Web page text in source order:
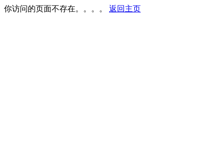
你访问的页面不存在。。。。 返回主页